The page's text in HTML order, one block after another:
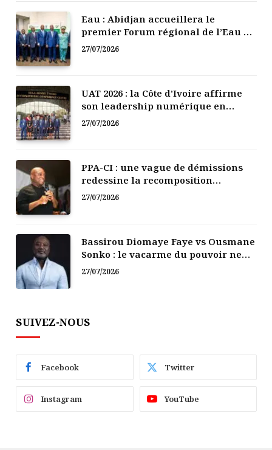
Eau : Abidjan accueillera le
premier Forum régional de l’Eau de
l’Afrique de l’Ouest
27/07/2026
UAT 2026 : la Côte d’Ivoire affirme
son leadership numérique en
Afrique
27/07/2026
PPA-CI : une vague de démissions
redessine la recomposition
politique
27/07/2026
Bassirou Diomaye Faye vs Ousmane
Sonko : le vacarme du pouvoir ne
doit pas faire oublier les liens de la
27/07/2026
SUIVEZ-NOUS
Facebook Twitter
Instagram YouTube